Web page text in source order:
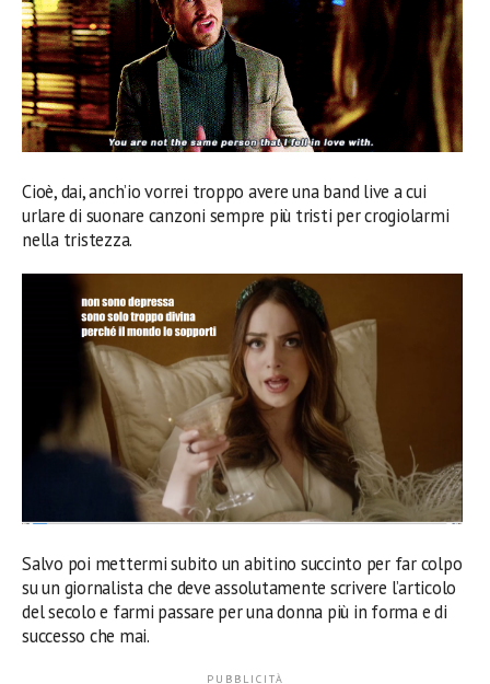
Cioè, dai, anch’io vorrei troppo avere una band live a cui
urlare di suonare canzoni sempre più tristi per crogiolarmi
nella tristezza.
Salvo poi mettermi subito un abitino succinto per far colpo
su un giornalista che deve assolutamente scrivere l’articolo
del secolo e farmi passare per una donna più in forma e di
successo che mai.